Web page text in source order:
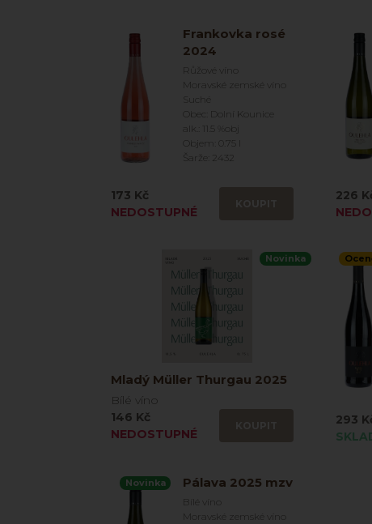
Frankovka rosé
2024
Růžové víno
Moravské zemské víno
Suché
Obec: Dolní Kounice
alk.: 11.5 %obj
Objem: 0.75 l
Šarže: 2432
173 Kč
NEDOSTUPNÉ
226
Novinka
Mladý Müller Thurgau 2025
Bílé víno
146 Kč
NEDOSTUPNÉ
293
Novinka Pálava 2025 mzv
Bílé víno
Moravské zemské víno